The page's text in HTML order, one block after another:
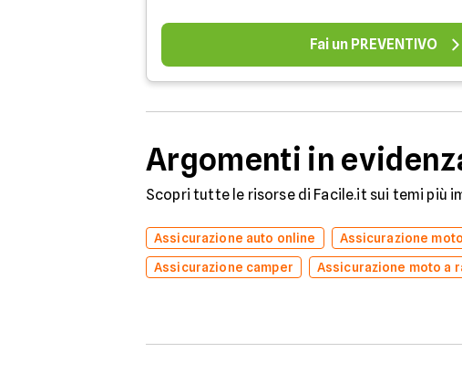
Fai un PREVENTIVO
Argomenti in
Scopri tutte le risorse di Facile.it sui temi
Assicurazione auto online Assicurazione
Assicurazione camper
Assicurazione moto a